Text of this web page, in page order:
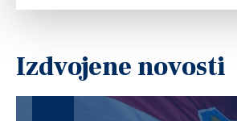
Izdvojene novosti